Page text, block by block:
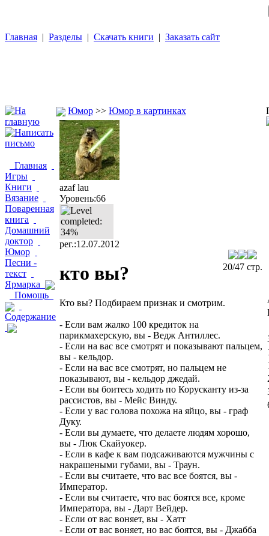
Главная | Разделы | Скачать книги | Заказать сайт
Главная
Игры
Книги
Вязание
Поваренная
книга
Домашний
доктор
Юмор
Песни -
текст
Ярмарка
Помощь
Содержание
Юмор >> Юмор в картинках
azaf lau
Уровень:66
рег.:12.07.2012
20/47 стр.
кто вы?
Кто вы? Подбираем признак и смотрим.
- Если вам жалко 100 кредиток на
парикмахерскую, вы - Ведж Антиллес.
- Если на вас все смотрят и показывают пальцем,
вы - кельдор.
- Если на вас все смотрят, но пальцем не
показывают, вы - кельдор джедай.
- Если вы боитесь ходить по Корусканту из-за
рассистов, вы - Мейс Винду.
- Если у вас голова похожа на яйцо, вы - граф
Дуку.
- Если вы думаете, что делаете людям хорошо,
вы - Люк Скайуокер.
- Если в кафе к вам подсаживаются мужчины с
накрашеными губами, вы - Траун.
- Если вы считаете, что вас все боятся, вы -
Император.
- Если вы считаете, что вас боятся все, кроме
Императора, вы - Дарт Вейдер.
- Если от вас воняет, вы - Хатт
- Если от вас воняет, но вас боятся, вы - Джабба